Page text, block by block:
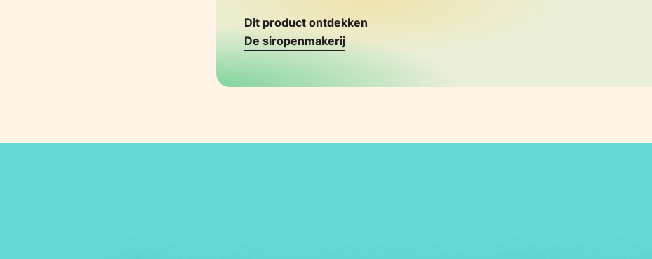
Dit product ontdekken
De siropenmakerij